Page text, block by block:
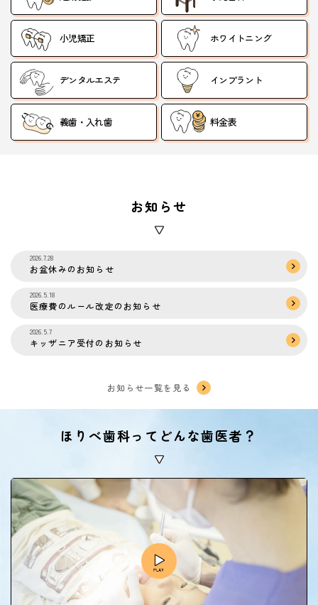
小児矯正 ホワイトニング
デンタルエステ インプラント
義歯・入れ歯 料金表
お知らせ
2026.7.28
お盆休みのお知らせ
2026.5.18
医療費のルール改定のお知らせ
2026.5.7
キッザニア受付のお知らせ
お知らせ一覧を見る
ほりべ歯科ってどんな歯医者？